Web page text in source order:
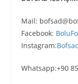
Mail:
Facebook:
Instagram:
Whatsapp:+90